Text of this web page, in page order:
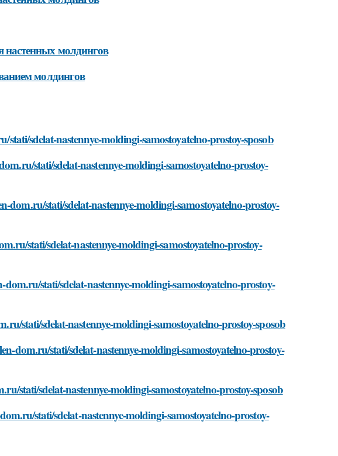
молдингов
молдингов
sdelat-nastennye-moldingi-samostoyatelno-prostoy-sposob
stati/sdelat-nastennye-moldingi-samostoyatelno-prostoy-
dom.ru/stati/sdelat-nastennye-moldingi-samostoyatelno-prostoy-
stati/sdelat-nastennye-moldingi-samostoyatelno-prostoy-
stati/sdelat-nastennye-moldingi-samostoyatelno-prostoy-
stati/sdelat-nastennye-moldingi-samostoyatelno-prostoy-sposob
dom.ru/stati/sdelat-nastennye-moldingi-samostoyatelno-prostoy-
stati/sdelat-nastennye-moldingi-samostoyatelno-prostoy-sposob
stati/sdelat-nastennye-moldingi-samostoyatelno-prostoy-